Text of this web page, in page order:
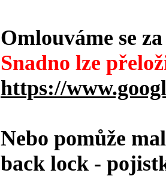
Omlouváme se
Snadno lze
https://
Nebo pomůže
back lock -